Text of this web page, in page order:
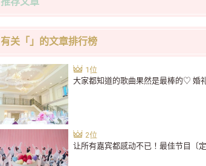
有关「」的文章排行榜
大家都知道的歌曲果然是最棒的♡ 婚
让所有嘉宾都感动不已！最佳节目〔